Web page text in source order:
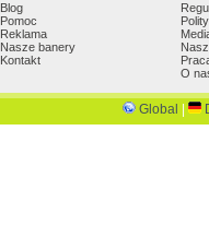
Blog
Pomoc
Reklama
Nasze banery
Kontakt
O
Global